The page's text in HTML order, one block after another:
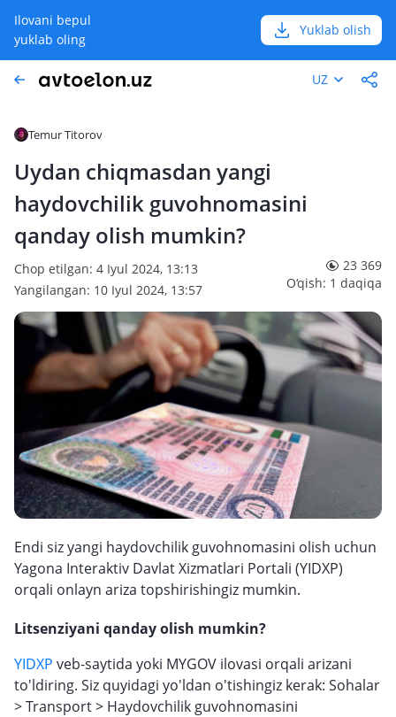
Ilovani bepul
yuklab oling
Yuklab olish
UZ
Temur Titorov
Uydan chiqmasdan yangi
haydovchilik guvohnomasini
qanday olish mumkin?
Chop etilgan: 4 Iyul 2024, 13:13
Yangilangan: 10 Iyul 2024, 13:57
23 369
O‘qish: 1 daqiqa
Endi siz yangi haydovchilik guvohnomasini olish uchun
Yagona Interaktiv Davlat Xizmatlari Portali (YIDXP)
orqali onlayn ariza topshirishingiz mumkin.
Litsenziyani qanday olish mumkin?
YIDXP veb-saytida yoki MYGOV ilovasi orqali arizani
to'ldiring. Siz quyidagi yo'ldan o'tishingiz kerak: Sohalar
> Transport > Haydovchilik guvohnomasini